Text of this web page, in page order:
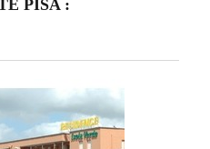
PISA :